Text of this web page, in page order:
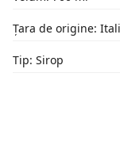
Țara de origine:
Tip: Sirop